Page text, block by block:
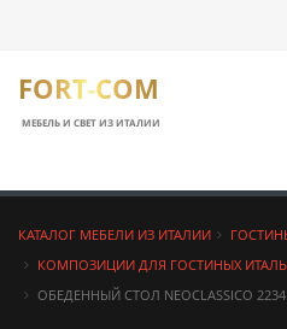
FORT-COM
МЕБЕЛЬ И СВЕТ ИЗ ИТАЛИИ
КАТАЛОГ МЕБЕЛИ ИЗ ИТАЛИИ
КОМПОЗИЦИИ ДЛЯ ГОСТИНЫХ
ОБЕДЕННЫЙ СТОЛ NEOCLASSICO 2234